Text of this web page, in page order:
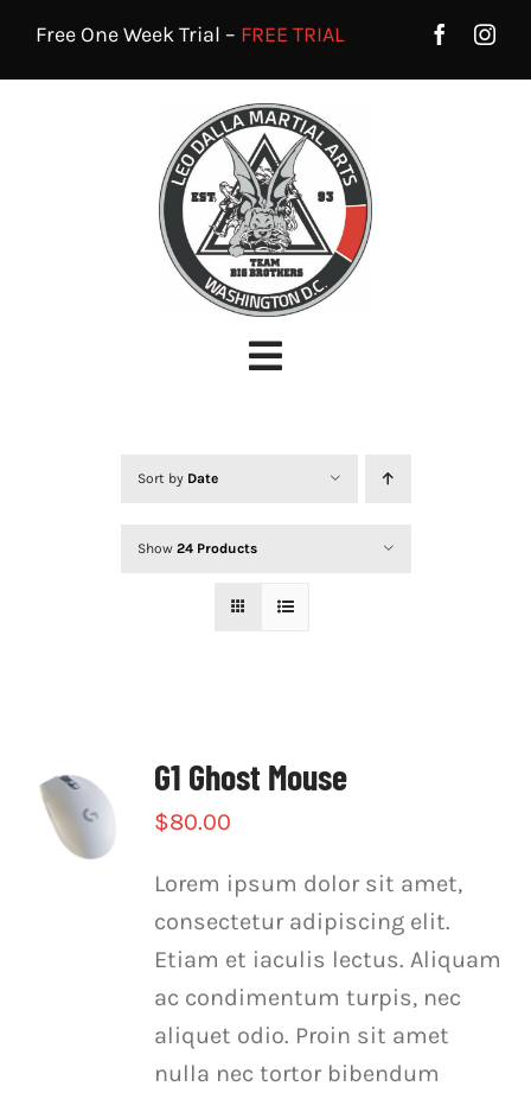
Free One Week Trial – FREE TRIAL
Toggle
INSTRUCTORS
SCHEDULE
Sort by Date
Show 24 Products
G1 Ghost Mouse
$80.00
Lorem ipsum dolor sit amet,
consectetur adipiscing elit.
Etiam et iaculis lectus. Aliquam
ac condimentum turpis, nec
aliquet odio. Proin sit amet
nulla nec tortor bibendum